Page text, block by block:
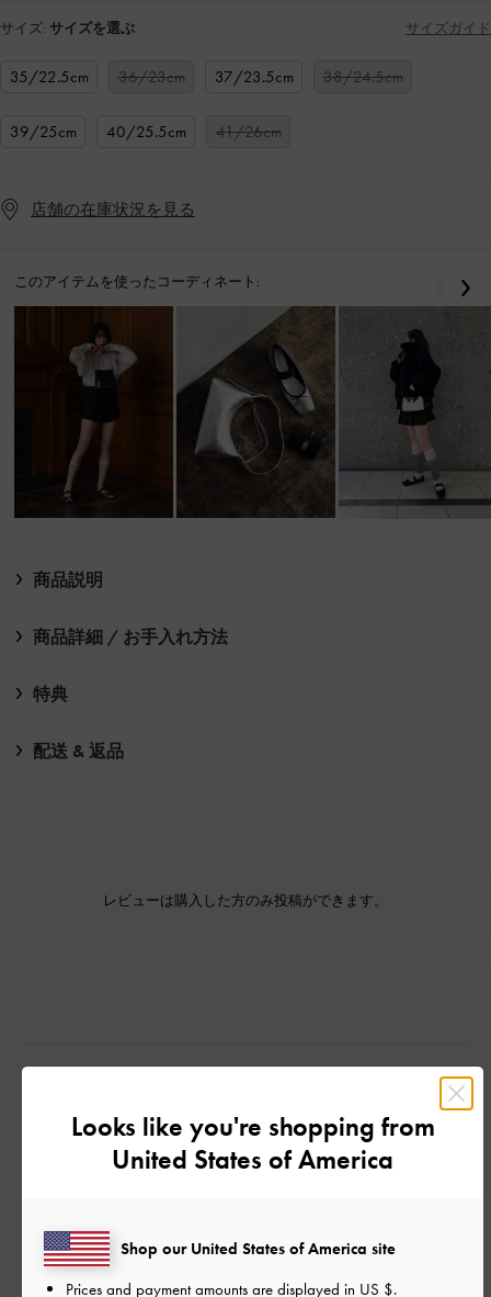
サイズ: サイズを選ぶ サイズガイド
35/22.5cm 36/23cm 37/23.5cm 38/24.5cm
39/25cm 40/25.5cm 41/26cm
店舗の在庫状況を見る
このアイテムを使ったコーディネート: 戻る
商品説明
商品詳細 / お手入れ方法
特典
配送 & 返品
レビューは購入した方のみ投稿ができます。
カスタマーレビュー
Looks like you're shopping from
United States of America
Shop our United States of America site
Prices and payment amounts are displayed in US $.